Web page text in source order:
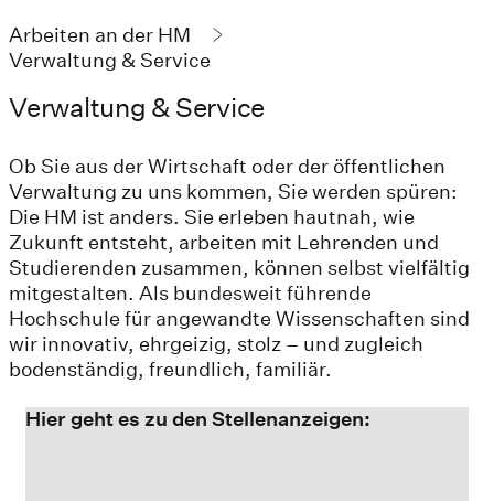
Arbeiten an der HM
Verwaltung & Service
Verwaltung & Service
Ob Sie aus der Wirtschaft oder der öffentlichen
Verwaltung zu uns kommen, Sie werden spüren:
Die HM ist anders. Sie erleben hautnah, wie
Zukunft entsteht, arbeiten mit Lehrenden und
Studierenden zusammen, können selbst vielfältig
mitgestalten. Als bundesweit führende
Hochschule für angewandte Wissenschaften sind
wir innovativ, ehrgeizig, stolz – und zugleich
bodenständig, freundlich, familiär.
Hier geht es zu den Stellenanzeigen: